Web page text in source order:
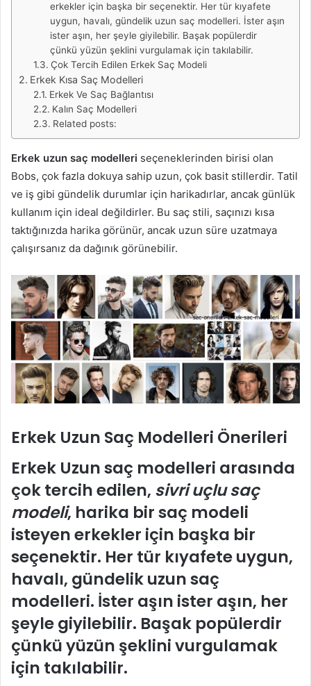
erkekler için başka bir seçenektir. Her tür kıyafete
uygun, havalı, gündelik uzun saç modelleri. İster aşın
ister aşın, her şeyle giyilebilir. Başak popülerdir
çünkü yüzün şeklini vurgulamak için takılabilir.
Çok Tercih Edilen Erkek Saç Modeli
Erkek Kısa Saç Modelleri
Erkek Ve Saç Bağlantısı
Kalın Saç Modelleri
Related posts:
Erkek uzun saç modelleri seçeneklerinden birisi olan
Bobs, çok fazla dokuya sahip uzun, çok basit stillerdir. Tatil
ve iş gibi gündelik durumlar için harikadırlar, ancak günlük
kullanım için ideal değildirler. Bu saç stili, saçınızı kısa
taktığınızda harika görünür, ancak uzun süre uzatmaya
çalışırsanız da dağınık görünebilir.
Erkek Uzun Saç Modelleri Önerileri
Erkek Uzun saç modelleri arasında
çok tercih edilen, sivri uçlu saç
modeli, harika bir saç modeli
isteyen erkekler için başka bir
seçenektir. Her tür kıyafete uygun,
havalı, gündelik uzun saç
modelleri. İster aşın ister aşın, her
şeyle giyilebilir. Başak popülerdir
çünkü yüzün şeklini vurgulamak
için takılabilir.